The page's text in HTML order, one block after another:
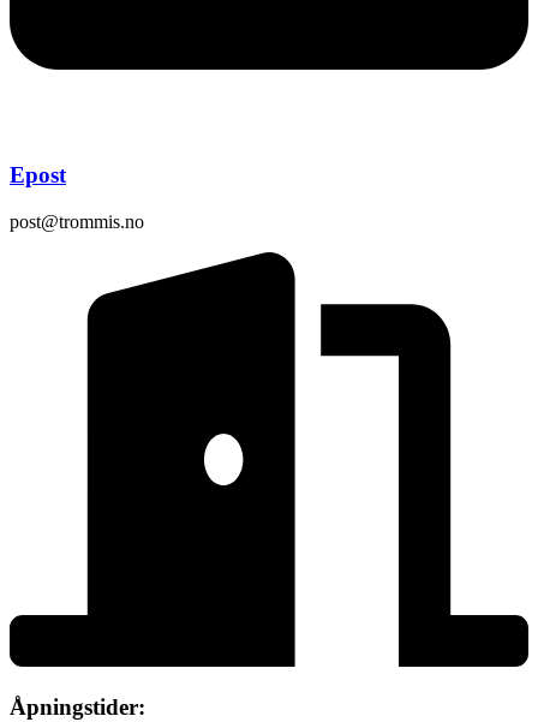
Epost
post@trommis.no
Åpningstider: